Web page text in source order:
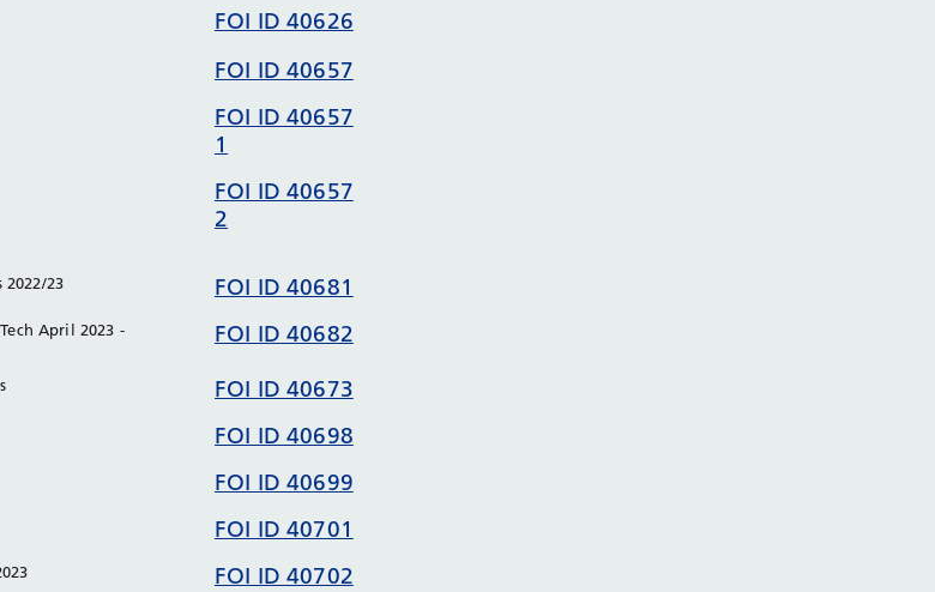
FOI ID 40626
FOI ID 40657
FOI ID 40657
1
FOI ID 40657
2
23 FOI ID 40681
April 2023 -
FOI ID 40682
FOI ID 40673
FOI ID 40698
FOI ID 40699
FOI ID 40701
FOI ID 40702